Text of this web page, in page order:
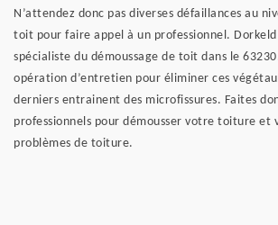
N’attendez donc pas diverses défaillances au
toit pour faire appel à un professionnel.
spécialiste du démoussage de toit dans le
opération d’entretien pour éliminer ces
derniers entrainent des microfissures. Faites
professionnels pour démousser votre toiture et
problèmes de toiture.